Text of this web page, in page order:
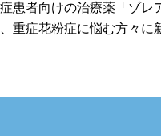
患者向けの治療薬「ゾ
重症花粉症に悩む方々に